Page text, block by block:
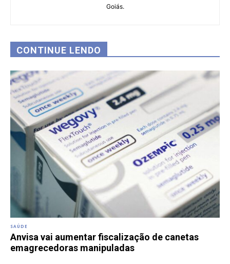
Goiás.
CONTINUE LENDO
SAÚDE
Anvisa vai aumentar fiscalização de canetas
emagrecedoras manipuladas